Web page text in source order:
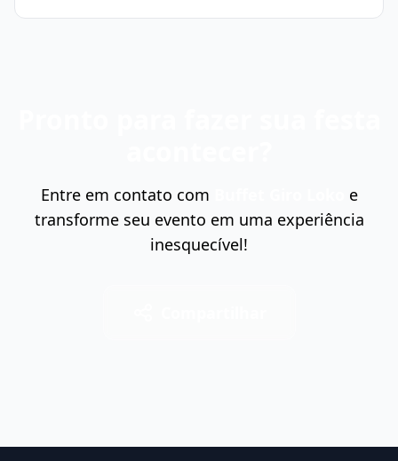
Entre em contato com
e
transforme seu evento em uma experiência
inesquecível!